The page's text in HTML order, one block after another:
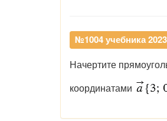
№1004 учебника
Начертите
координатами